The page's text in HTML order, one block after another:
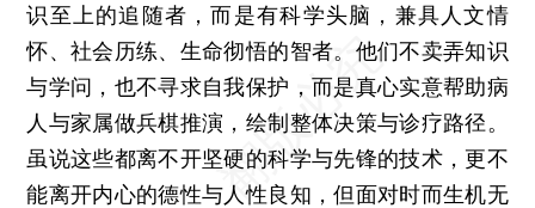
识至上的追随者，而是有科学头脑，兼具人文情
怀、社会历练、生命彻悟的智者。他们不卖弄知识
与学问，也不寻求自我保护，而是真心实意帮助病
人与家属做兵棋推演，绘制整体决策与诊疗路径。
虽说这些都离不开坚硬的科学与先锋的技术，更不
能离开内心的德性与人性良知，但面对时而生机无